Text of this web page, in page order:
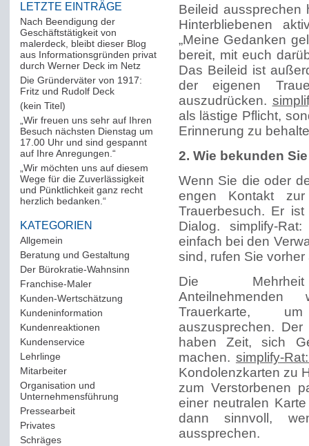
LETZTE EINTRÄGE
Nach Beendigung der
Geschäftstätigkeit von
malerdeck, bleibt dieser Blog
aus Informationsgründen privat
durch Werner Deck im Netz
Die Gründerväter von 1917:
Fritz und Rudolf Deck
(kein Titel)
„Wir freuen uns sehr auf Ihren
Besuch nächsten Dienstag um
17.00 Uhr und sind gespannt
auf Ihre Anregungen.“
„Wir möchten uns auf diesem
Wege für die Zuverlässigkeit
und Pünktlichkeit ganz recht
herzlich bedanken.“
KATEGORIEN
Allgemein
Beratung und Gestaltung
Der Bürokratie-Wahnsinn
Franchise-Maler(42)
Kunden-Wertschätzung
Kundeninformation
Kundenreaktionen
Kundenservice(178)
Lehrlinge(54)
Mitarbeiter(163)
Organisation und
Unternehmensführung
Pressearbeit(12)
Privates(193)
Schräges(161)
Beileid aussprechen
Hinterbliebenen
„Meine Gedanken
bereit, mit euch
Das Beileid ist
der eigenen
auszudrücken.
als lästige Pflicht,
Erinnerung zu
2. Wie bekunden
Wenn Sie die oder
engen Kontakt
Trauerbesuch. Er
Dialog. simplify-
einfach bei den
sind, rufen Sie
Die
Trauerkarte,
auszusprechen.
haben Zeit, sich
machen. simplify-
Kondolenzkarten zu
zum Verstorbenen
einer neutralen
dann sinnvoll,
aussprechen.